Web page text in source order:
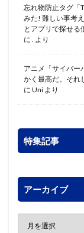
忘れ物防止タグ「
みた! 難しい事考
とアプリで探せる
に . より
アニメ「サイバー
かく最高だ。それ
に Uni より
特集記事
アーカイブ